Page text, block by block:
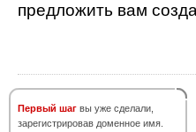
предложить вам
Первый шаг вы уже сделали,
зарегистрировав доменное имя.